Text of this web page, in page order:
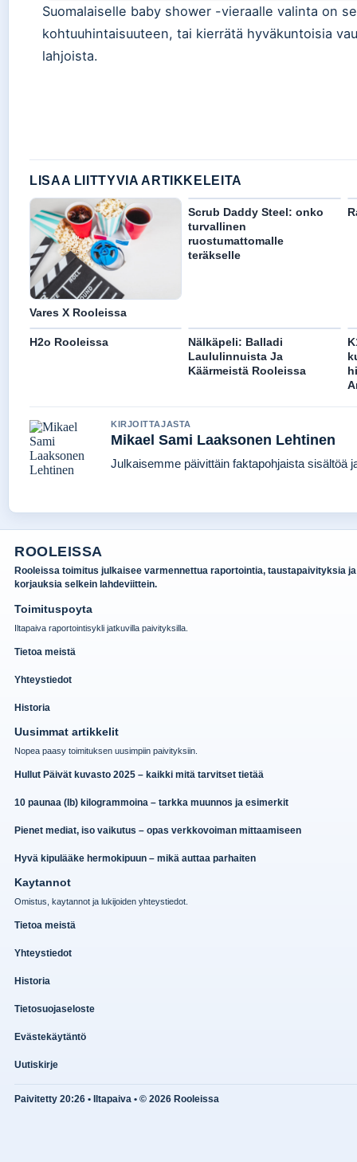
Suomalaiselle baby shower -vieraalle valinta on
kohtuuhintaisuuteen, tai kierrätä hyväkuntoisia
lahjoista.
LISAA LIITTYVIA ARTIKKELEITA
Vares X Rooleissa
Scrub Daddy Steel: onko
turvallinen
ruostumattomalle
teräkselle
H2o Rooleissa
Nälkäpeli: Balladi
Laululinnuista Ja
Käärmeistä Rooleissa
KIRJOITTAJASTA
Mikael Sami Laaksonen Lehtinen
Julkaisemme päivittäin faktapohjaista sisältöä
ROOLEISSA
Rooleissa toimitus julkaisee varmennettua raportointia, taustapaivityksia ja
korjauksia selkein lahdeviittein.
Toimituspoyta
Iltapaiva raportointisykli jatkuvilla paivityksilla.
Tietoa meistä
Yhteystiedot
Historia
Uusimmat artikkelit
Nopea paasy toimituksen uusimpiin paivityksiin.
Hullut Päivät kuvasto 2025 – kaikki mitä tarvitset tietää
10 paunaa (lb) kilogrammoina – tarkka muunnos ja esimerkit
Pienet mediat, iso vaikutus – opas verkkovoiman mittaamiseen
Hyvä kipulääke hermokipuun – mikä auttaa parhaiten
Kaytannot
Omistus, kaytannot ja lukijoiden yhteystiedot.
Tietoa meistä
Yhteystiedot
Historia
Tietosuojaseloste
Evästekäytäntö
Uutiskirje
Paivitetty 20:26 • Iltapaiva • © 2026 Rooleissa